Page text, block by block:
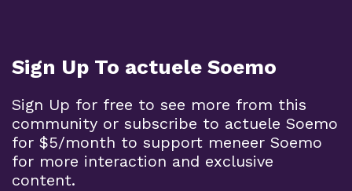
Sign Up To actuele Soemo
Sign Up for free to see more from this
community or subscribe to actuele Soemo
for $5/month to support meneer Soemo
for more interaction and exclusive
content.